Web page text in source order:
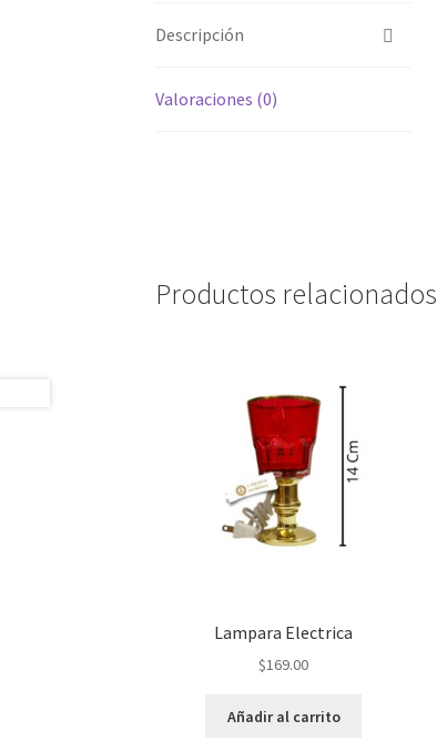
Descripción
Valoraciones (0)
Productos relacionados
Lampara Electrica
$169.00
Añadir al carrito